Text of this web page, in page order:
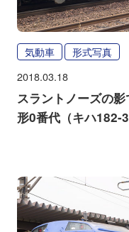
気動車 形式写真
2018.03.18
スラントノーズの
形0番代（キハ182-